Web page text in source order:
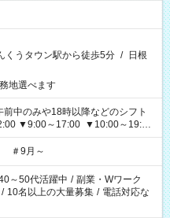
くうタウン駅から徒歩5分 / 日根
地選べます
前中のみや18時以降などのシフト
▼9:00～17:00 ▼10:00～19:00
＃9月～
～50代活躍中 / 副業・Wワーク
/ 10名以上の大量募集 / 電話対応な